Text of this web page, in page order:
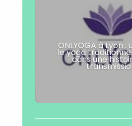
ONLYOGA à Lyon :
le yoga
dans une